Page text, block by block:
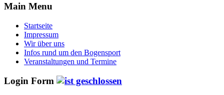
Main Menu
Startseite
Impressum
Wir über uns
Infos rund um den Bogensport
Veranstaltungen und Termine
Login Form